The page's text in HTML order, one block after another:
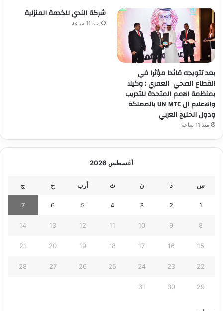
بعد تتويجه قائدا مؤثرا في
القطاع الصحي العمري : وكيلا
بمنظمة الامم المتحدة للتدريب
والاعلام ال UN MTC بالمملكة
ودول الخليج العربي
منذ 11 ساعة
شركة الندي للخدمة المنزلية
منذ 11 ساعة
أغسطس 2026
س د ن ث أرب خ ج
1
2
3
4
5
6
7
8
9
10
11
12
13
14
15
16
17
18
19
20
21
22
23
24
25
26
27
28
29
30
31